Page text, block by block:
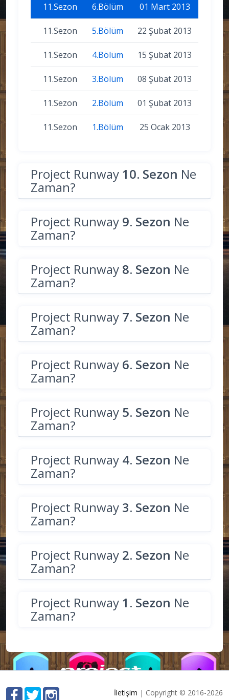
11.Sezon 6.Bölüm 01 Mart 2013
11.Sezon 5.Bölüm 22 Şubat 2013
11.Sezon 4.Bölüm 15 Şubat 2013
11.Sezon 3.Bölüm 08 Şubat 2013
11.Sezon 2.Bölüm 01 Şubat 2013
11.Sezon 1.Bölüm 25 Ocak 2013
Project Runway 10. Sezon Ne
Zaman?
Project Runway 9. Sezon Ne
Zaman?
Project Runway 8. Sezon Ne
Zaman?
Project Runway 7. Sezon Ne
Zaman?
Project Runway 6. Sezon Ne
Zaman?
Project Runway 5. Sezon Ne
Zaman?
Project Runway 4. Sezon Ne
Zaman?
Project Runway 3. Sezon Ne
Zaman?
Project Runway 2. Sezon Ne
Zaman?
Project Runway 1. Sezon Ne
Zaman?
İletişim | Copyright © 2016-2026